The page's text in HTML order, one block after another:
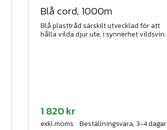
Blå cord, 1000m
Blå plasttråd särskilt utvecklad för att
hålla vilda djur ute, i synnerhet vildsvin.
1 820 kr
exkl.moms Beställningsvara, 3-4 dagar